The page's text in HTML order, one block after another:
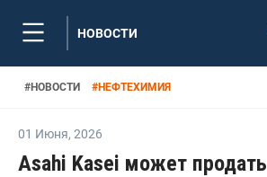
НОВОСТИ
#НОВОСТИ #НЕФТЕХИМИЯ
01 Июня, 2026
Asahi Kasei может продать